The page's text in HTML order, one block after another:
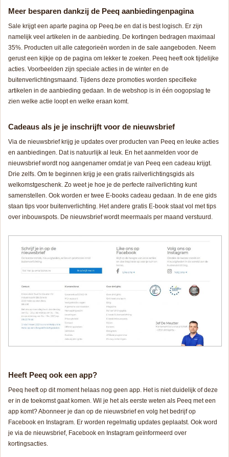
Meer besparen dankzij de Peeq aanbiedingenpagina
Sale krijgt een aparte pagina op Peeq.be en dat is best logisch. Er zijn
namelijk veel artikelen in de aanbieding. De kortingen bedragen maximaal
35%. Producten uit alle categorieën worden in de sale aangeboden. Neem
gerust een kijkje op de pagina om lekker te zoeken. Peeq heeft ook tijdelijke
acties. Voorbeelden zijn speciale acties in de winter en de
buitenverlichtingsmaand. Tijdens deze promoties worden specifieke
artikelen in de aanbieding gedaan. In de webshop is in één oogopslag te
zien welke actie loopt en welke eraan komt.
Cadeaus als je je inschrijft voor de nieuwsbrief
Via de nieuwsbrief krijg je updates over producten van Peeq en leuke acties
en aanbiedingen. Dat is natuurlijk al leuk. En het aanmelden voor de
nieuwsbrief wordt nog aangenamer omdat je van Peeq een cadeau krijgt.
Drie zelfs. Om te beginnen krijg je een gratis railverlichtingsgids als
welkomstgeschenk. Zo weet je hoe je de perfecte railverlichting kunt
samenstellen. Ook worden er twee E-books cadeau gedaan. In de ene gids
staan tips voor buitenverlichting. Het andere gratis E-book staat vol met tips
over inbouwspots. De nieuwsbrief wordt meermaals per maand verstuurd.
Heeft Peeq ook een app?
Peeq heeft op dit moment helaas nog geen app. Het is niet duidelijk of deze
er in de toekomst gaat komen. Wil je het als eerste weten als Peeq met een
app komt? Abonneer je dan op de nieuwsbrief en volg het bedrijf op
Facebook en Instagram. Er worden regelmatig updates geplaatst. Ook word
je via de nieuwsbrief, Facebook en Instagram geïnformeerd over
kortingsacties.